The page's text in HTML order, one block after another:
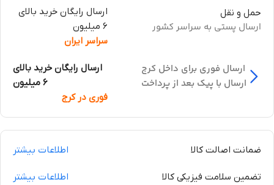
حمل و نقل
ارسال پستی به سراسر کشور
ارسال رایگان خرید بالای
6 میلیون
سراسر ایران
ارسال فوری برای داخل کرج
ارسال با پیک بعد از پرداخت
ارسال رایگان خرید بالای
6 میلیون
فوری در کرج
ضمانت اصالت کالا اطلاعات بیشتر
تضمین سلامت فیزیکی کالا اطلاعات بیشتر